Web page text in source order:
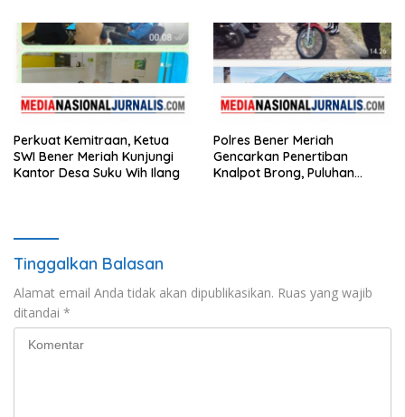
Perkuat Kemitraan, Ketua
SWI Bener Meriah Kunjungi
Kantor Desa Suku Wih Ilang
Polres Bener Meriah
Gencarkan Penertiban
Knalpot Brong, Puluhan
Tinggalkan Balasan
Alamat email Anda tidak akan dipublikasikan. Ruas yang wajib
ditandai *